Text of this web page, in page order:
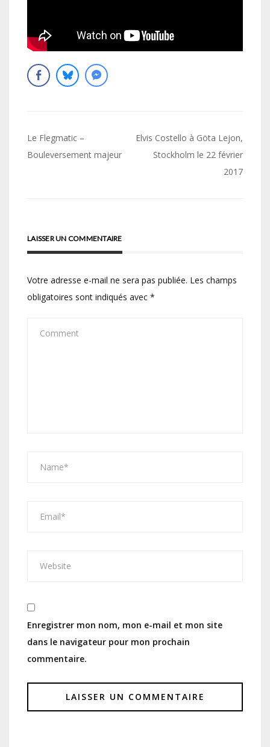
Navigation
de
Le Flegmatic –
Bouleversement majeur
Elvis Costello à Göta Lejon,
Stockholm le 22 février
2017
LAISSER UN COMMENTAIRE
Votre adresse e-mail ne sera pas publiée. Les champs
obligatoires sont indiqués avec *
Enregistrer mon nom, mon e-mail et mon site
dans le navigateur pour mon prochain
commentaire.